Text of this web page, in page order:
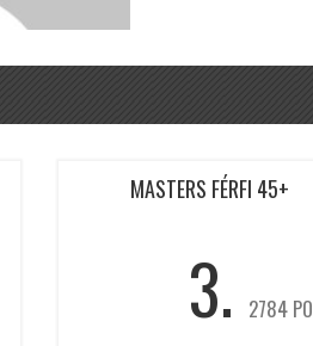
MASTERS FÉRFI 45+
3. 2784